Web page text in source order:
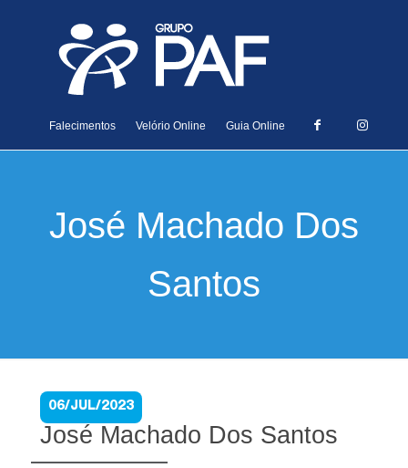
Falecimentos Velório Online Guia Online
José Machado Dos
Santos
06/JUL/2023
José Machado Dos Santos